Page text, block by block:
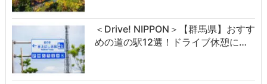
＜Drive! NIPPON＞【群馬県】おすす
めの道の駅12選！ドライブ休憩に…